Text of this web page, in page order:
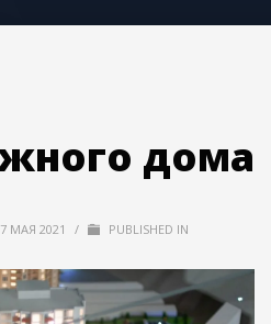
дома
МАЯ 2021 / PUBLISHED IN